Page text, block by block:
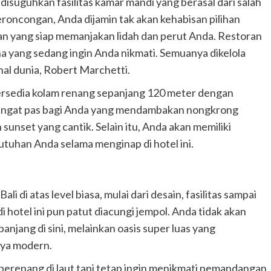
Anda dijamin tak akan kehabisan pilihan
yang siap memanjakan lidah dan perut Anda. Restoran
yang sedang ingin Anda nikmati. Semuanya dikelola
dunia, Robert Marchetti.
kolam renang sepanjang 120 meter dengan
pas bagi Anda yang mendambakan nongkrong
yang cantik. Selain itu, Anda akan memiliki
Anda selama menginap di hotel ini.
di atas level biasa, mulai dari desain, fasilitas sampai
hotel ini pun patut diacungi jempol. Anda tidak akan
di sini, melainkan oasis super luas yang
modern.
di laut tapi tetap ingin menikmati pemandangan